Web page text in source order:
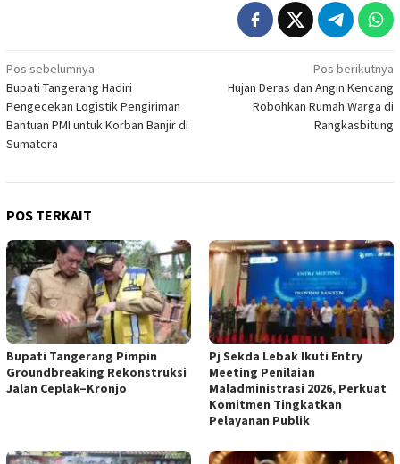
Navigasi
pos
Pos sebelumnya
Bupati Tangerang Hadiri
Pengecekan Logistik Pengiriman
Bantuan PMI untuk Korban Banjir di
Sumatera
Pos berikutnya
Hujan Deras dan Angin Kencang
Robohkan Rumah Warga di
Rangkasbitung
POS TERKAIT
Bupati Tangerang Pimpin
Groundbreaking Rekonstruksi
Jalan Ceplak–Kronjo
Pj Sekda Lebak Ikuti Entry
Meeting Penilaian
Maladministrasi 2026, Perkuat
Komitmen Tingkatkan
Pelayanan Publik